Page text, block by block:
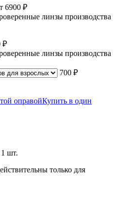
6900 ₽
линзы производства
₽
линзы производства
700 ₽
оправойКупить в один
шт.
только для